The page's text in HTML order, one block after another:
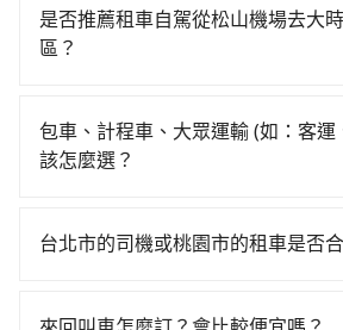
tripool的專車服務可再更便宜。綜合
或服務品質上，tripool都是你從松山
較貴、費時、轉車麻煩！從最早
北-桃園一天最多有72班次高鐵可搭
進站、現場購票並於月台排隊的時間
17~23分鐘（平均21分）的高鐵從台
抵達最終的目的地。全程加上轉車時
是否推薦租車自駕從松山機場去大
區？
對的時間彈性，在北北基桃竹有提
該適合你。註冊完iRent的app後，可
的花費預估為$350~400，雖已將
包車、計程車、大眾運輸 (如：客運
該怎麼選？
擇： 預算：不同交通工具價格不同
比較寬鬆且不介意耗時轉乘可選大眾
台北市的司機或桃園市的租車是否
車、私家車或野雞車在招攬生意，這